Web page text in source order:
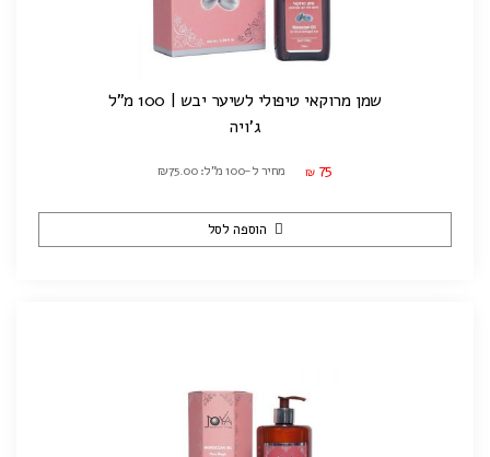
שמן מרוקאי טיפולי לשיער יבש | 100 מ"ל
ג'ויה
₪ 75 מחיר ל-100 מ"ל: ₪75.00
הוספה לסל